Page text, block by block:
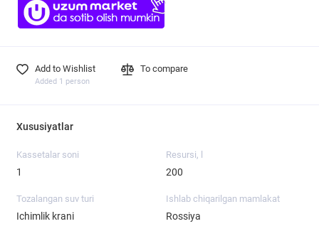
Add to Wishlist
Added 1 person
To compare
Xususiyatlar
Kassetalar soni
1
Resursi, l
200
Tozalangan suv turi
Ichimlik krani
Ishlab chiqarilgan mamlakat
Rossiya